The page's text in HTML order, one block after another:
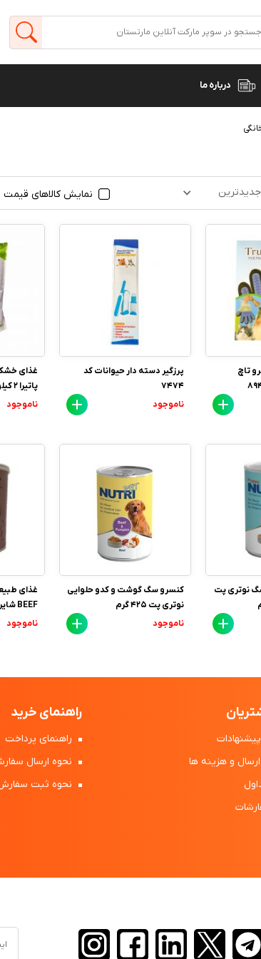
درباره ما
جدیدترین نمایش کالاهای قیمت
تاچ
پرزگیر دسته دار حیوانات کد
7474
ناموجود
غذای خشک
پاتیرا 2 کیلویی
ناموجود
نوتری پت
کنسرو سگ گوشت و کدو حلوایی
نوتری پت 425 گرم
ناموجود
BEEF شایر 400 گرمی
ناموجود
و هزینه ها
راهنمای خرید
راهنمای پرداخت
نحوه ارسال
نحوه ثبت